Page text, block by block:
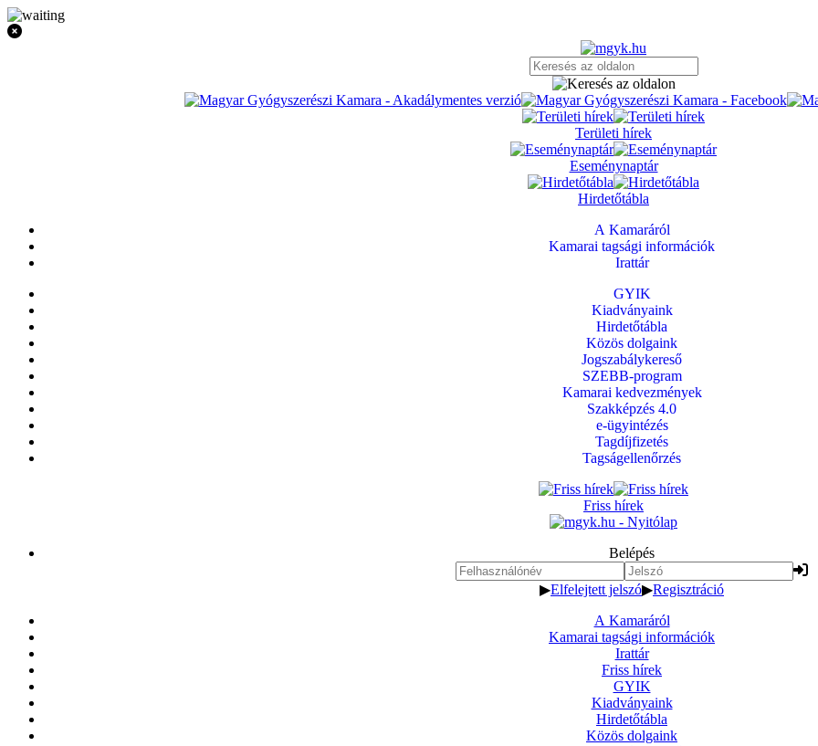
Területi hírek
Eseménynaptár
Hirdetőtábla
A Kamaráról
Kamarai tagsági információk
Irattár
GYIK
Kiadványaink
Hirdetőtábla
Közös dolgaink
Jogszabálykereső
SZEBB-program
Kamarai kedvezmények
Szakképzés 4.0
e-ügyintézés
Tagdíjfizetés
Tagságellenőrzés
Friss hírek
Belépés
▶Elfelejtett jelszó▶Regisztráció
A Kamaráról
Kamarai tagsági információk
Irattár
Friss hírek
GYIK
Kiadványaink
Hirdetőtábla
Közös dolgaink